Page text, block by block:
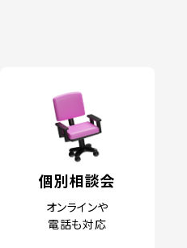
個別相談会
オンラインや
電話も対応